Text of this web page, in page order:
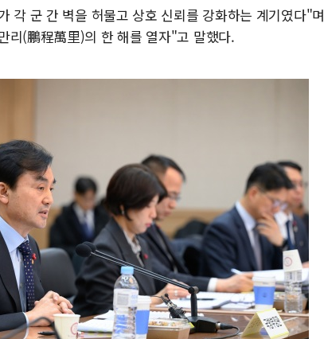
각 군 간 벽을 허물고 상호 신뢰를 강화하는 계기였다"며
리(鵬程萬里)의 한 해를 열자"고 말했다.